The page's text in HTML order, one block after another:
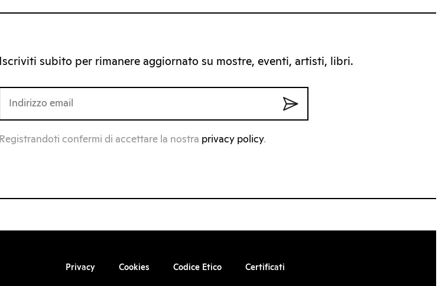
Iscriviti subito per rimanere aggiornato su mostre, eventi, artisti, libri.
Registrandoti confermi di accettare la nostra privacy policy.
Privacy Cookies Codice Etico Certificati